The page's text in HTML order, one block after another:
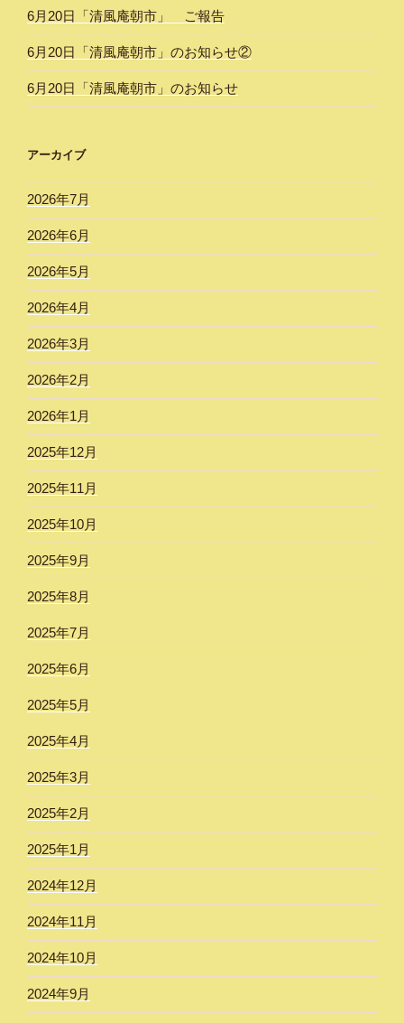
6月20日「清風庵朝市」 ご報告
6月20日「清風庵朝市」のお知らせ②
6月20日「清風庵朝市」のお知らせ
アーカイブ
2026年7月
2026年6月
2026年5月
2026年4月
2026年3月
2026年2月
2026年1月
2025年12月
2025年11月
2025年10月
2025年9月
2025年8月
2025年7月
2025年6月
2025年5月
2025年4月
2025年3月
2025年2月
2025年1月
2024年12月
2024年11月
2024年10月
2024年9月